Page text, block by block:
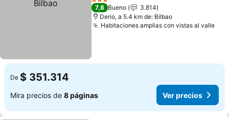
3 Estrellas
7,8 Bueno
3.814
Derio, a 5.4 km de: Bilbao
Habitaciones amplias con vistas al valle
De $ 351.314
Mira precios de 8 páginas Ver precios